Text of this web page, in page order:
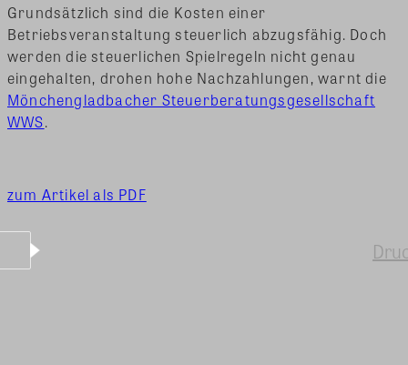
Grundsätzlich sind die Kosten einer
Betriebsveranstaltung steuerlich abzugsfähig. Doch
werden die steuerlichen Spielregeln nicht genau
eingehalten, drohen hohe Nachzahlungen, warnt die
Mönchengladbacher Steuerberatungsgesellschaft
WWS.
zum Artikel als PDF